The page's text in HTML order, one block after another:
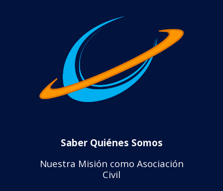
Saber Quiénes Somos
Nuestra Misión como Asociación
Civil